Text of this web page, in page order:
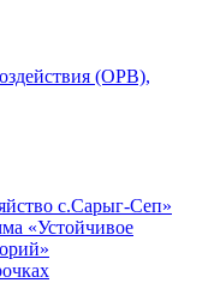
(ОРВ),
с.Сарыг-Сеп»
«Устойчивое